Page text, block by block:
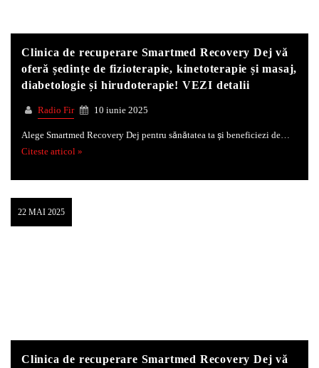
Clinica de recuperare Smartmed Recovery Dej vă
oferă ședințe de fizioterapie, kinetoterapie și masaj,
diabetologie și hirudoterapie! VEZI detalii
Radio Fir 10 iunie 2025
Alege Smartmed Recovery Dej pentru sănătatea ta și beneficiezi de…
Citeste articol »
22 MAI 2025
Clinica de recuperare Smartmed Recovery Dej vă